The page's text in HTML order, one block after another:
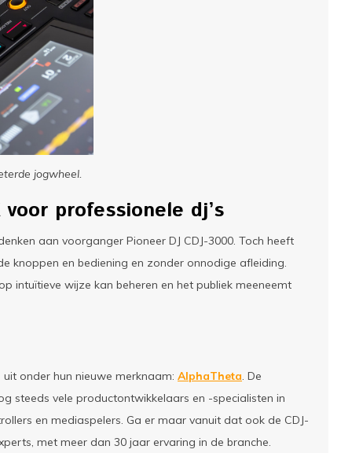
jogwheel.
professionele dj’s
aan voorganger Pioneer DJ CDJ-3000. Toch heeft
knoppen en bediening en zonder onnodige afleiding.
intuïtieve wijze kan beheren en het publiek meeneemt
onder hun nieuwe merknaam: AlphaTheta. De
steeds vele productontwikkelaars en -specialisten in
en mediaspelers. Ga er maar vanuit dat ook de CDJ-
met meer dan 30 jaar ervaring in de branche.